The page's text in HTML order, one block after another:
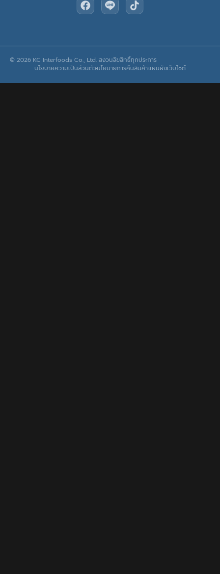
© 2026 KC Interfoods Co., Ltd. สงวนลิขสิทธิ์ทุกประการ
นโยบายความเป็นส่วนตัวนโยบายการคืนสินค้าแผนผังเว็บไซต์